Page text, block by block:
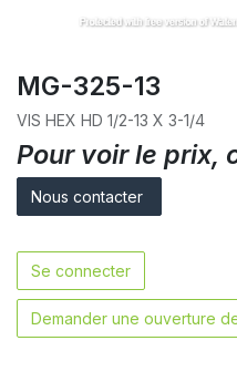
MG-325-13
VIS HEX HD 1/2-13 X 3-1/4
Pour voir le prix,
Nous contacter
Se connecter
Demander une ouverture